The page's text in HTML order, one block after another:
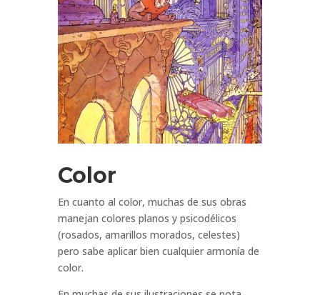
Color
En cuanto al color, muchas de sus obras
manejan colores planos y psicodélicos
(rosados, amarillos morados, celestes)
pero sabe aplicar bien cualquier armonía de
color.